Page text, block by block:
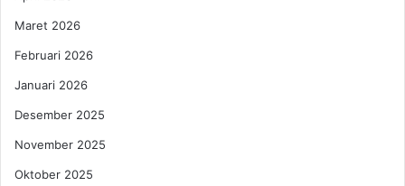
Maret 2026
Februari 2026
Januari 2026
Desember 2025
November 2025
Oktober 2025